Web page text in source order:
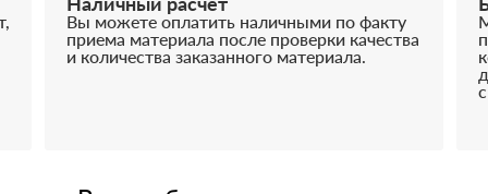
Вы можете оплатить наличными по факту
приема материала после проверки качества
и количества заказанного материала.